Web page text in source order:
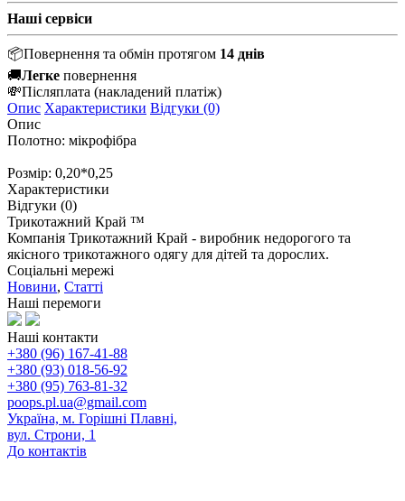
Наші сервіси
📦Повернення та обмін протягом 14 днів
🚚Легке повернення
💸Післяплата (накладений платіж)
Опис Характеристики Відгуки (0)
Опис
Полотно: мікрофібра
Розмір: 0,20*0,25
Характеристики
Відгуки (0)
Трикотажний Край ™
Компанія Трикотажний Край - виробник недорогого та
якісного трикотажного одягу для дітей та дорослих.
Соціальні мережі
Новини, Статті
Наші перемоги
Наші контакти
+380 (96) 167-41-88
+380 (93) 018-56-92
+380 (95) 763-81-32
poops.pl.ua@gmail.com
Україна, м. Горішні Плавні,
вул. Строни, 1
До контактів